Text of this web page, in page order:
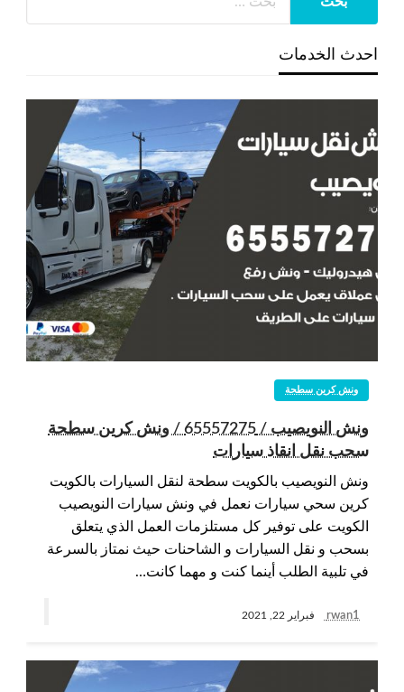
احدث الخدمات
ونش كرين سطحة
ونش النويصيب / 65557275 / ونش كرين سطحة
سحب نقل انقاذ سيارات
ونش النويصيب بالكويت سطحة لنقل السيارات بالكويت
كرين سحي سيارات نعمل في ونش سيارات النويصيب
الكويت على توفير كل مستلزمات العمل الذي يتعلق
بسحب و نقل السيارات و الشاحنات حيث نمتاز بالسرعة
في تلبية الطلب أينما كنت و مهما كانت…
rwan1 فبراير 22, 2021